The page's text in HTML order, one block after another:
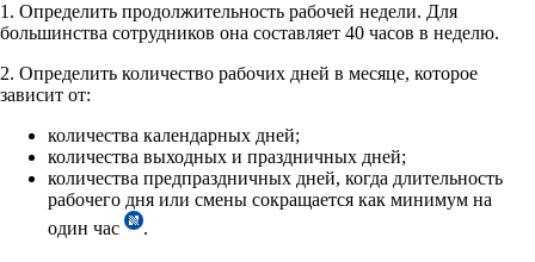
1. Определить продолжительность рабочей недели. Для
большинства сотрудников она составляет 40 часов в неделю.
2. Определить количество рабочих дней в месяце, которое
зависит от:
количества календарных дней;
количества выходных и праздничных дней;
количества предпраздничных дней, когда длительность
рабочего дня или смены сокращается как минимум на
один час
.